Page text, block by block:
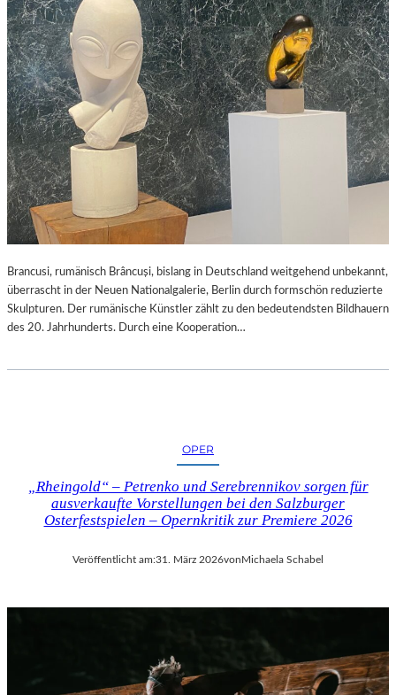
Brancusi, rumänisch Brâncuși, bislang in Deutschland weitgehend unbekannt,
überrascht in der Neuen Nationalgalerie, Berlin durch formschön reduzierte
Skulpturen. Der rumänische Künstler zählt zu den bedeutendsten Bildhauern
des 20. Jahrhunderts. Durch eine Kooperation…
OPER
„Rheingold“ – Petrenko und Serebrennikov sorgen für
ausverkaufte Vorstellungen bei den Salzburger
Osterfestspielen – Opernkritik zur Premiere 2026
Veröffentlicht am:31. März 2026vonMichaela Schabel